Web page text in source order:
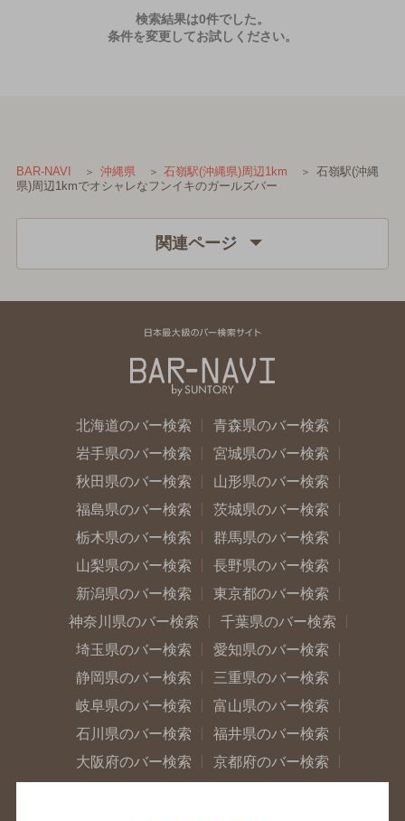
検索結果は0件でした。
条件を変更してお試しください。
BAR-NAVI 沖縄県 石嶺駅(沖縄県)周辺1km
石嶺駅(沖縄
県)周辺1kmでオシャレなフンイキのガールズバー
関連ページ
北海道のバー検索
青森県のバー検索
岩手県のバー検索
宮城県のバー検索
秋田県のバー検索
山形県のバー検索
福島県のバー検索
茨城県のバー検索
栃木県のバー検索
群馬県のバー検索
山梨県のバー検索
長野県のバー検索
新潟県のバー検索
東京都のバー検索
神奈川県のバー検索
千葉県のバー検索
埼玉県のバー検索
愛知県のバー検索
静岡県のバー検索
三重県のバー検索
岐阜県のバー検索
富山県のバー検索
石川県のバー検索
福井県のバー検索
大阪府のバー検索
京都府のバー検索